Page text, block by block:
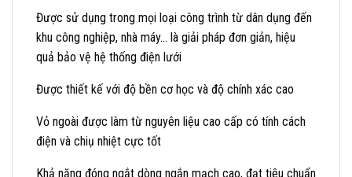
Được sử dụng trong mọi loại công trình từ dân dụng đến
khu công nghiệp, nhà máy… là giải pháp đơn giản, hiệu
quả bảo vệ hệ thống điện lưới
Được thiết kế với độ bền cơ học và độ chính xác cao
Vỏ ngoài được làm từ nguyên liệu cao cấp có tính cách
điện và chiụ nhiệt cực tốt
Khả năng đóng ngắt dòng ngắn mạch cao, đạt tiêu chuẩn